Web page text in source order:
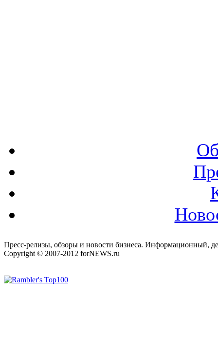
Пресс-релизы, обзоры и новости бизнеса. Информационный,
Copyright © 2007-2012 forNEWS.ru